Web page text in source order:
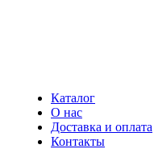
Каталог
О нас
Доставка и оплата
Контакты